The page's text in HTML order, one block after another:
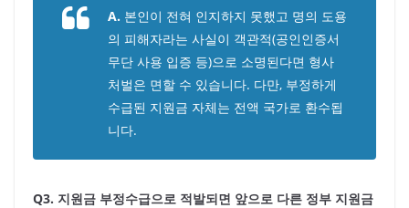
A. 본인이 전혀 인지하지 못했고 명의 도용
의 피해자라는 사실이 객관적(공인인증서
무단 사용 입증 등)으로 소명된다면 형사
처벌은 면할 수 있습니다. 다만, 부정하게
수급된 지원금 자체는 전액 국가로 환수됩
니다.
Q3. 지원금 부정수급으로 적발되면 앞으로 다른 정부 지원금